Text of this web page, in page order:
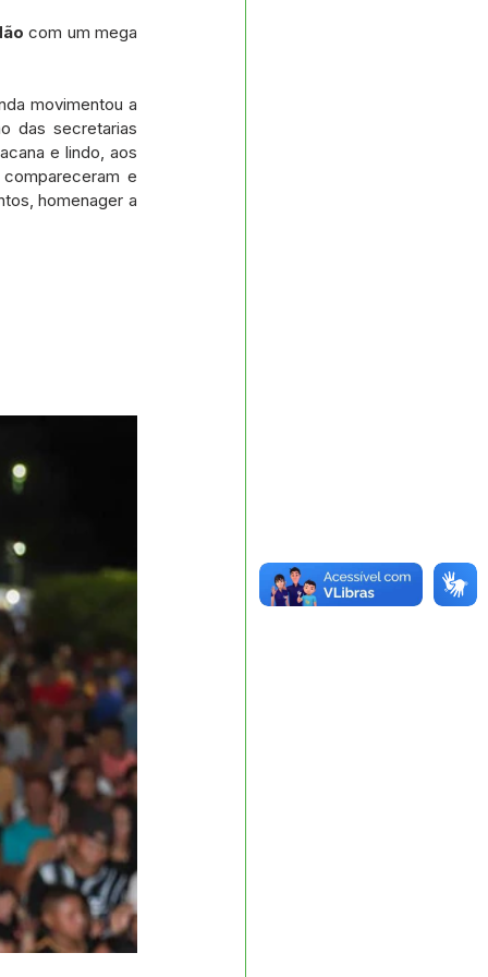
com um mega
movimentou a
das secretarias
e lindo, aos
e
homenager a